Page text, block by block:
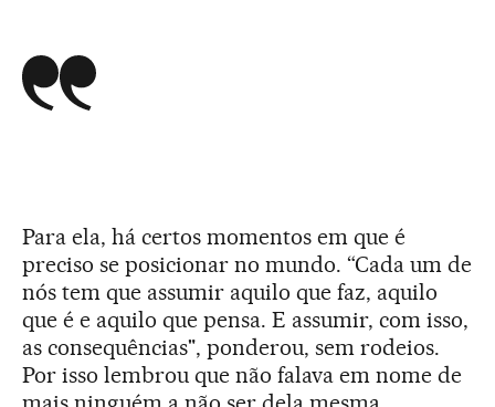
Para ela, há certos momentos em que é
preciso se posicionar no mundo. “Cada um de
nós tem que assumir aquilo que faz, aquilo
que é e aquilo que pensa. E assumir, com isso,
as consequências", ponderou, sem rodeios.
Por isso lembrou que não falava em nome de